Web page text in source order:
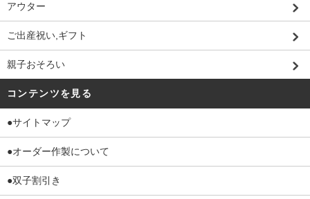
アウター
ご出産祝い,ギフト
親子おそろい
コンテンツを見る
●サイトマップ
●オーダー作製について
●双子割引き